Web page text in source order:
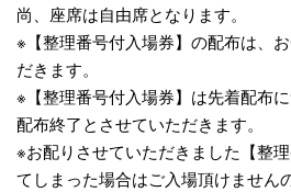
尚、座席は自由席となります。
※【整理番号付入場券】の配布は、
だきます。
※【整理番号付入場券】は先着配布に
配布終了とさせていただきます。
※お配りさせていただきました【整
てしまった場合はご入場頂けません